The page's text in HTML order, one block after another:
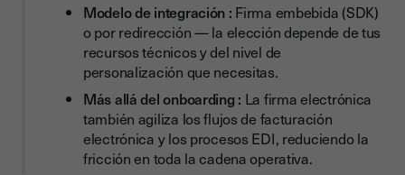
Modelo de integración : Firma embebida (SDK)
o por redirección — la elección depende de tus
recursos técnicos y del nivel de
personalización que necesitas.
Más allá del onboarding : La firma electrónica
también agiliza los flujos de facturación
electrónica y los procesos EDI, reduciendo la
fricción en toda la cadena operativa.